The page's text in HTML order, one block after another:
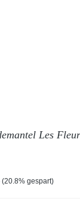
Les
Preis:
(20.8% gespart)